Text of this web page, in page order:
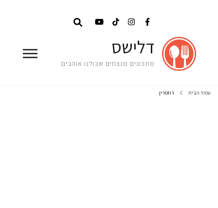
דלישס
מתכונים מנצחים שכולנו אוהבים
עמוד הבית רוזמרין